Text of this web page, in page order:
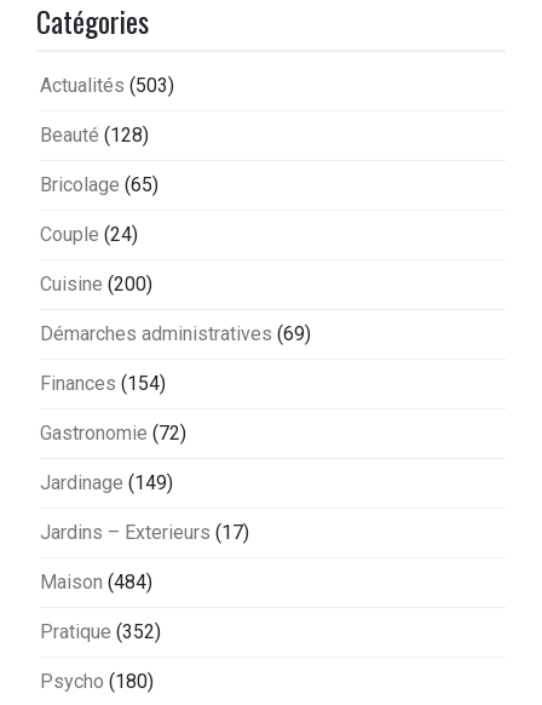
Catégories
Actualités (503)
Beauté (128)
Bricolage (65)
Couple (24)
Cuisine (200)
Démarches administratives (69)
Finances (154)
Gastronomie (72)
Jardinage (149)
Jardins – Exterieurs (17)
Maison (484)
Pratique (352)
Psycho (180)